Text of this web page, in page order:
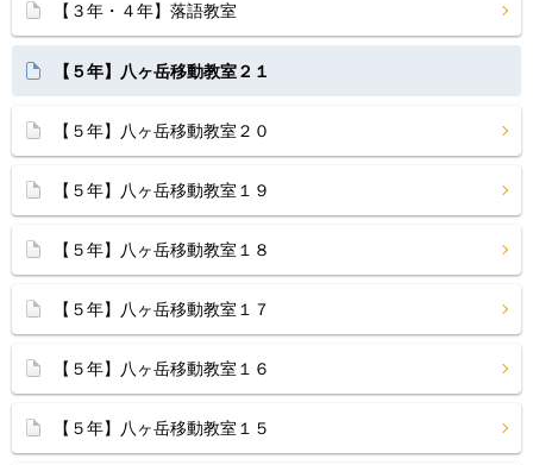
【３年・４年】落語教室
【５年】八ヶ岳移動教室２１
【５年】八ヶ岳移動教室２０
【５年】八ヶ岳移動教室１９
【５年】八ヶ岳移動教室１８
【５年】八ヶ岳移動教室１７
【５年】八ヶ岳移動教室１６
【５年】八ヶ岳移動教室１５